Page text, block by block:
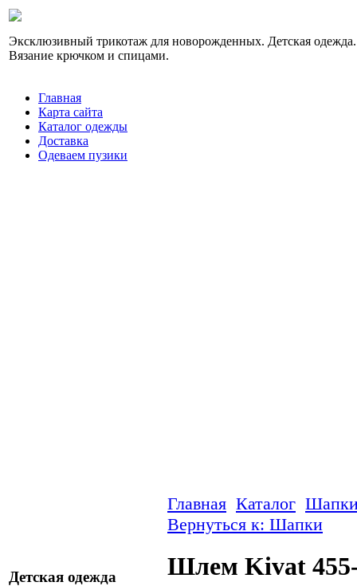
Эксклюзивный трикотаж для новорожденных. Детская одежда.
Вязание крючком и спицами.
Главная
Карта сайта
Каталог одежды
Доставка
Одеваем пузики
Детская одежда
Главная Каталог
Вернуться к: Шапки
Шлем Kivat